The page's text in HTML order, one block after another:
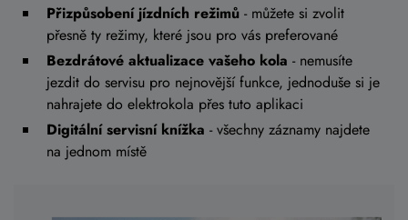
Přizpůsobení jízdních režimů - můžete si zvolit
přesně ty režimy, které jsou pro vás preferované
Bezdrátové aktualizace vašeho kola - nemusíte
jezdit do servisu pro nejnovější funkce, jednoduše si je
nahrajete do elektrokola přes tuto aplikaci
Digitální servisní knížka - všechny záznamy najdete
na jednom místě